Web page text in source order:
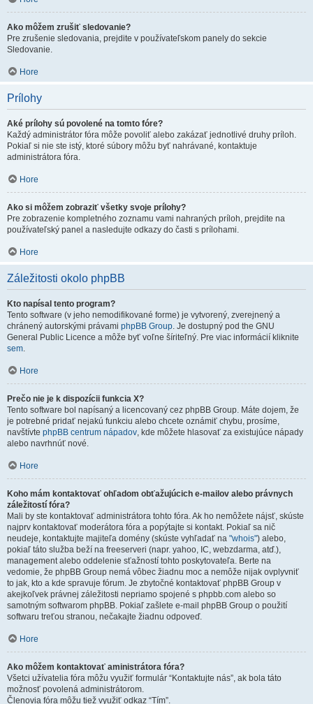
Ako môžem zrušiť sledovanie?
Pre zrušenie sledovania, prejdite v používateľskom panely do sekcie
Sledovanie.
Hore
Prílohy
Aké prílohy sú povolené na tomto fóre?
Každý administrátor fóra môže povoliť alebo zakázať jednotlivé druhy príloh.
Pokiaľ si nie ste istý, ktoré súbory môžu byť nahrávané, kontaktuje
administrátora fóra.
Hore
Ako si môžem zobraziť všetky svoje prílohy?
Pre zobrazenie kompletného zoznamu vami nahraných príloh, prejdite na
používateľský panel a nasledujte odkazy do časti s prílohami.
Hore
Záležitosti okolo phpBB
Kto napísal tento program?
Tento software (v jeho nemodifikované forme) je vytvorený, zverejnený a
chránený autorskými právami phpBB Group. Je dostupný pod the GNU
General Public Licence a môže byť voľne šíriteľný. Pre viac informácií kliknite
sem.
Hore
Prečo nie je k dispozícii funkcia X?
Tento software bol napísaný a licencovaný cez phpBB Group. Máte dojem, že
je potrebné pridať nejakú funkciu alebo chcete oznámiť chybu, prosíme,
navštívte phpBB centrum nápadov, kde môžete hlasovať za existujúce nápady
alebo navrhnúť nové.
Hore
Koho mám kontaktovať ohľadom obťažujúcich e-mailov alebo právnych
záležitostí fóra?
Mali by ste kontaktovať administrátora tohto fóra. Ak ho nemôžete nájsť, skúste
najprv kontaktovať moderátora fóra a popýtajte si kontakt. Pokiaľ sa nič
neudeje, kontaktujte majiteľa domény (skúste vyhľadať na "whois") alebo,
pokiaľ táto služba beží na freeserveri (napr. yahoo, IC, webzdarma, atď.),
management alebo oddelenie sťažností tohto poskytovateľa. Berte na
vedomie, že phpBB Group nemá vôbec žiadnu moc a nemôže nijak ovplyvniť
to jak, kto a kde spravuje fórum. Je zbytočné kontaktovať phpBB Group v
akejkoľvek právnej záležitosti nepriamo spojené s phpbb.com alebo so
samotným softwarom phpBB. Pokiaľ zašlete e-mail phpBB Group o použití
softwaru treťou stranou, nečakajte žiadnu odpoveď.
Hore
Ako môžem kontaktovať aministrátora fóra?
Všetci užívatelia fóra môžu využiť formulár “Kontaktujte nás”, ak bola táto
možnosť povolená administrátorom.
Členovia fóra môžu tiež využiť odkaz “Tím”.